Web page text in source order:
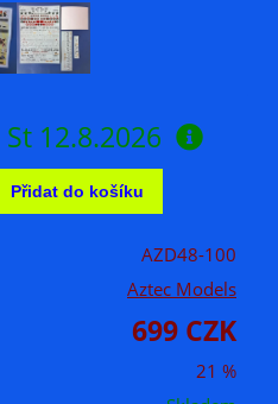
St 12.8.2026
AZD48-100
Aztec Models
699 CZK
21 %